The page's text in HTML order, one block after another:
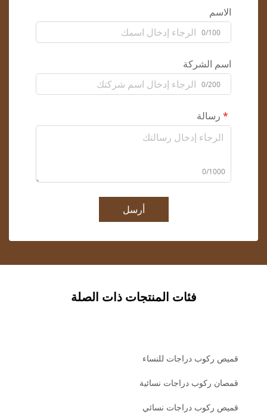
الاسم
0/100
اسم الشركة
0/200
رسالة
0/1000
أرسل
فئات المنتجات ذات الصلة
قميص ركوب دراجات للنساء
قمصان ركوب دراجات نسائية
قميص ركوب دراجات نسائي